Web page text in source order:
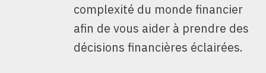
complexité du monde financier
afin de vous aider à prendre des
décisions financières éclairées.